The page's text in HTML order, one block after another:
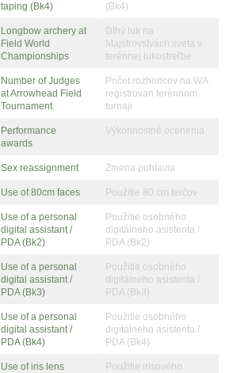
taping (Bk4)
(Bk4)
Longbow archery at
Field World
Championships
Dlhý luk na
Majstrovstvách sveta v
terénnej lukostreľbe
Number of Judges
at Arrowhead Field
Tournament
Počet rozhodcov na WA
registrovan terénnom
turnaji
Performance
awards
Výkonnostné ocenenia
Sex reassignment Zmena pohlavia
Use of 80cm faces Použitie 80 cm terčov
Use of a personal
digital assistant /
PDA (Bk2)
Použitie osobného
digitálneho asistenta /
PDA (Bk2)
Use of a personal
digital assistant /
PDA (Bk3)
Použitie osobného
digitálneho asistenta /
PDA (Bk3)
Use of a personal
digital assistant /
PDA (Bk4)
Použitie osobného
digitálneho asistenta /
PDA (Bk4)
Use of iris lens
Použitie irisového